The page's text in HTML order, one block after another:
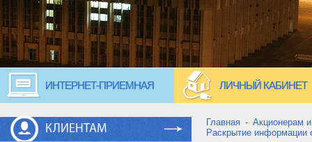
ИНТЕРНЕТ-ПРИЕМНАЯ ЛИЧНЫЙ КАБИНЕТ
КЛИЕНТАМ
Главная - Акционерам
Раскрытие информации